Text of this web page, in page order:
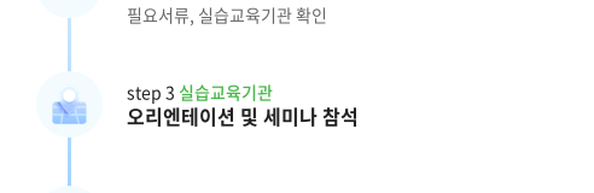
필요서류, 실습교육기관 확인
step 3 실습교육기관
오리엔테이션 및 세미나 참석